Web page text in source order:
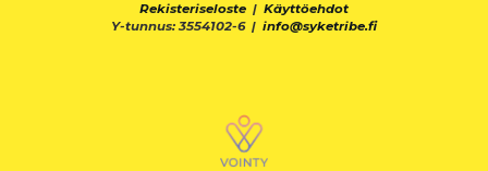
Rekisteriseloste | Käyttöehdot
Y-tunnus: 3554102-6 | info@syketribe.fi